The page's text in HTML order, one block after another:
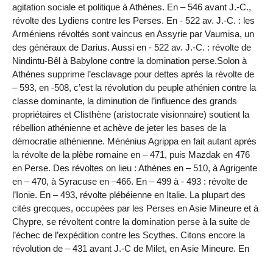
agitation sociale et politique à Athènes. En – 546 avant J.-C.,
révolte des Lydiens contre les Perses. En - 522 av. J.-C. : les
Arméniens révoltés sont vaincus en Assyrie par Vaumisa, un
des généraux de Darius. Aussi en - 522 av. J.-C. : révolte de
Nindintu-Bêl à Babylone contre la domination perse.Solon à
Athènes supprime l’esclavage pour dettes après la révolte de
– 593, en -508, c’est la révolution du peuple athénien contre la
classe dominante, la diminution de l’influence des grands
propriétaires et Clisthène (aristocrate visionnaire) soutient la
rébellion athénienne et achève de jeter les bases de la
démocratie athénienne. Ménénius Agrippa en fait autant après
la révolte de la plèbe romaine en – 471, puis Mazdak en 476
en Perse. Des révoltes on lieu : Athènes en – 510, à Agrigente
en – 470, à Syracuse en –466. En – 499 à - 493 : révolte de
l’Ionie. En – 493, révolte plébéienne en Italie. La plupart des
cités grecques, occupées par les Perses en Asie Mineure et à
Chypre, se révoltent contre la domination perse à la suite de
l’échec de l’expédition contre les Scythes. Citons encore la
révolution de – 431 avant J.-C de Milet, en Asie Mineure. En